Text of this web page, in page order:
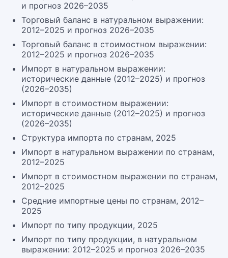
и прогноз 2026–2035
Торговый баланс в натуральном выражении:
2012–2025 и прогноз 2026–2035
Торговый баланс в стоимостном выражении:
2012–2025 и прогноз 2026–2035
Импорт в натуральном выражении:
исторические данные (2012–2025) и прогноз
(2026–2035)
Импорт в стоимостном выражении:
исторические данные (2012–2025) и прогноз
(2026–2035)
Структура импорта по странам, 2025
Импорт в натуральном выражении по странам,
2012–2025
Импорт в стоимостном выражении по странам,
2012–2025
Средние импортные цены по странам, 2012–
2025
Импорт по типу продукции, 2025
Импорт по типу продукции, в натуральном
выражении: 2012–2025 и прогноз 2026–2035